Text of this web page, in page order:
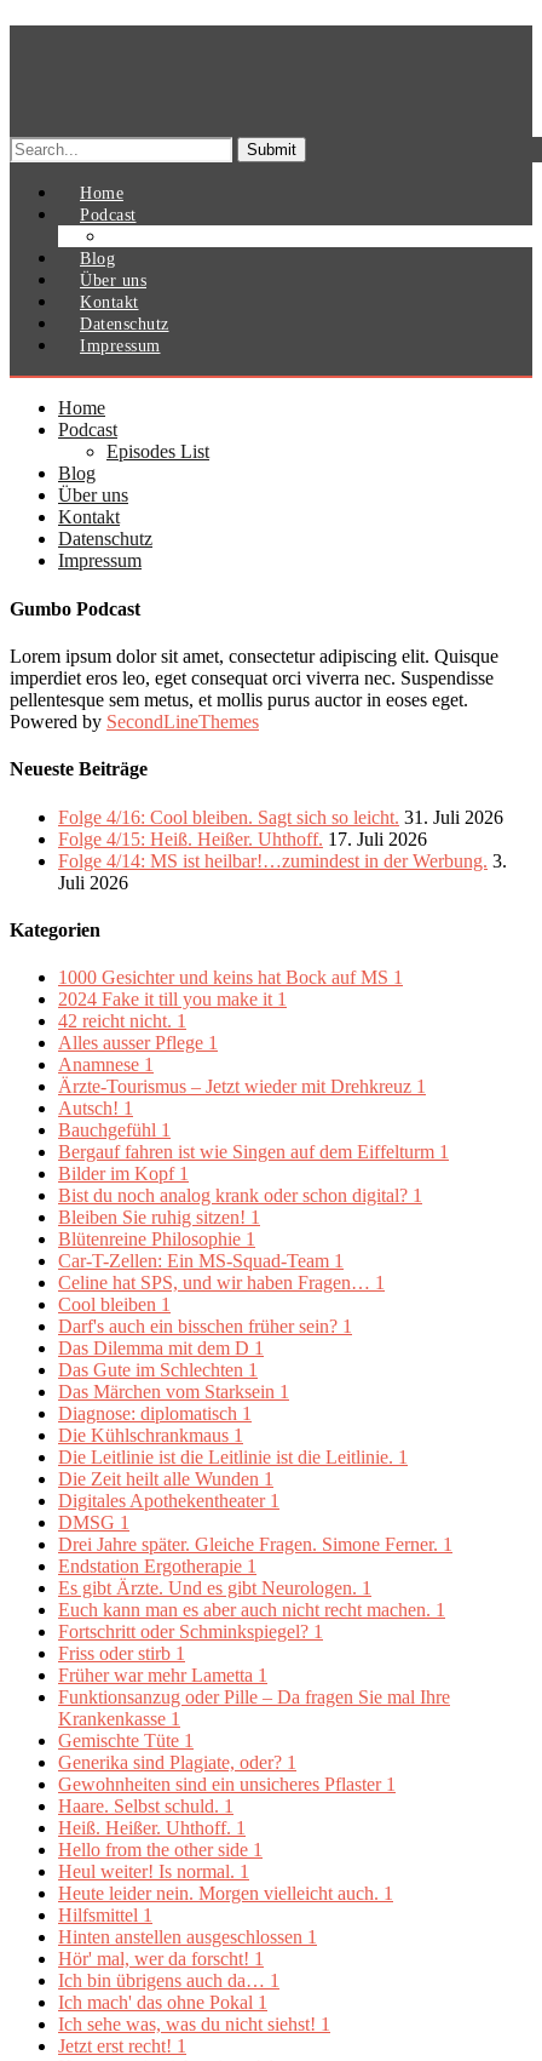
Search
for:
Home
Podcast
Blog
Über uns
Kontakt
Datenschutz
Impressum
Home
Podcast
Episodes List
Blog
Über uns
Kontakt
Datenschutz
Impressum
Gumbo Podcast
Lorem ipsum dolor sit amet, consectetur adipiscing elit. Quisque
imperdiet eros leo, eget consequat orci viverra nec. Suspendisse
pellentesque sem metus, et mollis purus auctor in eoses eget.
Powered by SecondLineThemes
Neueste Beiträge
Folge 4/16: Cool bleiben. Sagt sich so leicht. 31. Juli 2026
Folge 4/15: Heiß. Heißer. Uhthoff. 17. Juli 2026
Folge 4/14: MS ist heilbar!…zumindest in der Werbung. 3.
Juli 2026
Kategorien
1000 Gesichter und keins hat Bock auf MS 1
2024 Fake it till you make it 1
42 reicht nicht. 1
Alles ausser Pflege 1
Anamnese 1
Ärzte-Tourismus – Jetzt wieder mit Drehkreuz 1
Autsch! 1
Bauchgefühl 1
Bergauf fahren ist wie Singen auf dem Eiffelturm 1
Bilder im Kopf 1
Bist du noch analog krank oder schon digital? 1
Bleiben Sie ruhig sitzen! 1
Blütenreine Philosophie 1
Car-T-Zellen: Ein MS-Squad-Team 1
Celine hat SPS, und wir haben Fragen… 1
Cool bleiben 1
Darf's auch ein bisschen früher sein? 1
Das Dilemma mit dem D 1
Das Gute im Schlechten 1
Das Märchen vom Starksein 1
Diagnose: diplomatisch 1
Die Kühlschrankmaus 1
Die Leitlinie ist die Leitlinie ist die Leitlinie. 1
Die Zeit heilt alle Wunden 1
Digitales Apothekentheater 1
DMSG 1
Drei Jahre später. Gleiche Fragen. Simone Ferner. 1
Endstation Ergotherapie 1
Es gibt Ärzte. Und es gibt Neurologen. 1
Euch kann man es aber auch nicht recht machen. 1
Fortschritt oder Schminkspiegel? 1
Friss oder stirb 1
Früher war mehr Lametta 1
Funktionsanzug oder Pille – Da fragen Sie mal Ihre
Krankenkasse 1
Gemischte Tüte 1
Generika sind Plagiate, oder? 1
Gewohnheiten sind ein unsicheres Pflaster 1
Haare. Selbst schuld. 1
Heiß. Heißer. Uhthoff. 1
Hello from the other side 1
Heul weiter! Is normal. 1
Heute leider nein. Morgen vielleicht auch. 1
Hilfsmittel 1
Hinten anstellen ausgeschlossen 1
Hör' mal, wer da forscht! 1
Ich bin übrigens auch da… 1
Ich mach' das ohne Pokal 1
Ich sehe was, was du nicht siehst! 1
Jetzt erst recht! 1